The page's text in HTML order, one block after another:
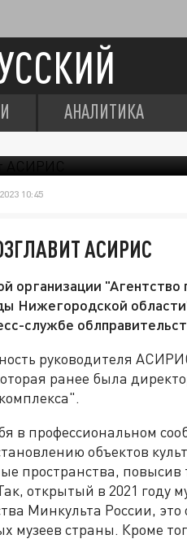
АНАЛИТИКА
10:45
АСИРИС
организации
Нижегородской
службе
руководителя
ранее была
в профессиональном
объектов
пространства, повысив
открытый в 2021 году
Минкульта России,
музеев страны. Кроме